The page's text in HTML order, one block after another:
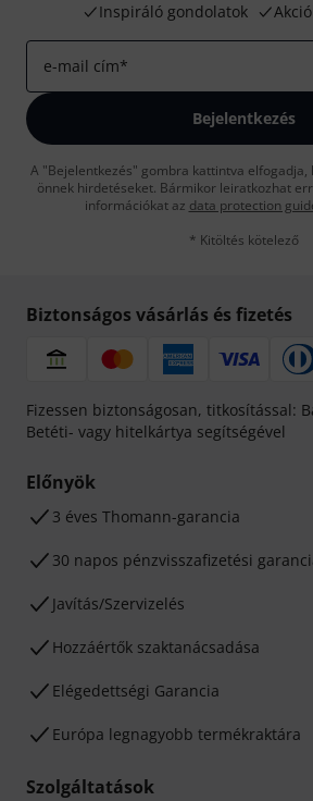
Inspiráló gondolatok
e-mail cím*
Bejelentkezés
A "Bejelentkezés" gombra kattintva elfogadja,
önnek hirdetéseket. Bármikor leiratkozhat
információkat az data protection
* Kitöltés kötelező
Biztonságos vásárlás és fizetés
Fizessen biztonságosan, titkosítással:
Betéti- vagy hitelkártya segítségével
Előnyök
3 éves Thomann-garancia
30 napos pénzvisszafizetési
Javítás/Szervizelés
Hozzáértők szaktanácsadása
Elégedettségi Garancia
Európa legnagyobb termékraktára
Szolgáltatások